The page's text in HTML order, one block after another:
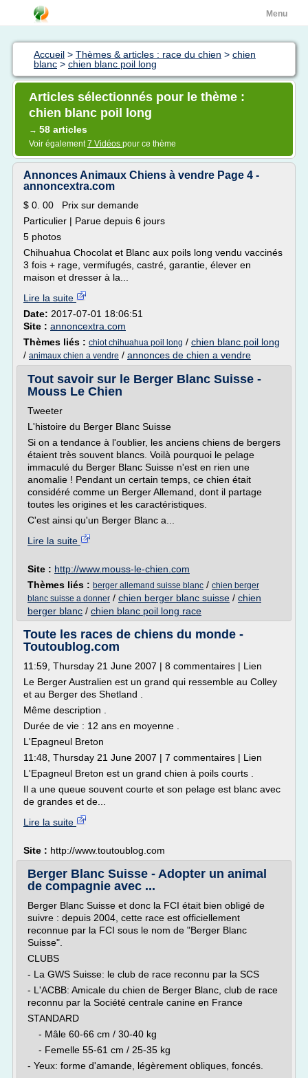
Menu
Accueil > Thèmes & articles : race du chien > chien
blanc > chien blanc poil long
Articles sélectionnés pour le thème :
chien blanc poil long
→ 58 articles
Voir également7 Vidéos pour ce thème
Annonces Animaux Chiens à vendre Page 4 -
annoncextra.com
$ 0. 00 Prix sur demande
Particulier | Parue depuis 6 jours
5 photos
Chihuahua Chocolat et Blanc aux poils long vendu vaccinés
3 fois + rage, vermifugés, castré, garantie, élever en
maison et dresser à la...
Lire la suite
Date: 2017-07-01 18:06:51
Site : annoncextra.com
Thèmes liés : chiot chihuahua poil long / chien blanc poil long
/ animaux chien a vendre / annonces de chien a vendre
Tout savoir sur le Berger Blanc Suisse -
Mouss Le Chien
Tweeter
L'histoire du Berger Blanc Suisse
Si on a tendance à l'oublier, les anciens chiens de bergers
étaient très souvent blancs. Voilà pourquoi le pelage
immaculé du Berger Blanc Suisse n'est en rien une
anomalie ! Pendant un certain temps, ce chien était
considéré comme un Berger Allemand, dont il partage
toutes les origines et les caractéristiques.
C'est ainsi qu'un Berger Blanc a...
Lire la suite
Site : http://www.mouss-le-chien.com
Thèmes liés : berger allemand suisse blanc / chien berger
blanc suisse a donner / chien berger blanc suisse / chien
berger blanc / chien blanc poil long race
Toute les races de chiens du monde -
Toutoublog.com
11:59, Thursday 21 June 2007 | 8 commentaires | Lien
Le Berger Australien est un grand qui ressemble au Colley
et au Berger des Shetland .
Même description .
Durée de vie : 12 ans en moyenne .
L'Epagneul Breton
11:48, Thursday 21 June 2007 | 7 commentaires | Lien
L'Epagneul Breton est un grand chien à poils courts .
Il a une queue souvent courte et son pelage est blanc avec
de grandes et de...
Lire la suite
Site : http://www.toutoublog.com
Berger Blanc Suisse - Adopter un animal
de compagnie avec ...
Berger Blanc Suisse et donc la FCI était bien obligé de
suivre : depuis 2004, cette race est officiellement
reconnue par la FCI sous le nom de "Berger Blanc
Suisse".
CLUBS
- La GWS Suisse: le club de race reconnu par la SCS
- L'ACBB: Amicale du chien de Berger Blanc, club de race
reconnu par la Société centrale canine en France
STANDARD
- Mâle 60-66 cm / 30-40 kg
- Femelle 55-61 cm / 25-35 kg
- Yeux: forme d'amande, légèrement obliques, foncés.